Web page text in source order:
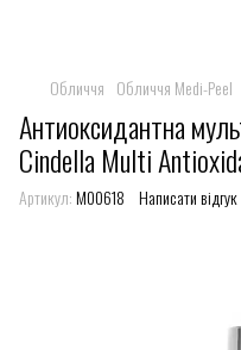
Обличчя Обличчя Medi-Peel
Антиоксидантна
Cindella Multi
Артикул:M00618 Написати відгук